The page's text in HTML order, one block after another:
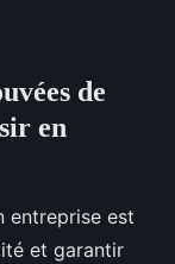
de
en
entreprise est
et garantir